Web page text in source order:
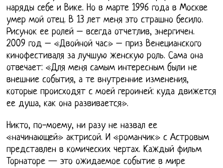
наряды себе и Вике. Но в марте 1996 года в Москве
умер мой отец. В 13 лет меня это страшно бесило.
Рисунок ее ролей – всегда отчетлив, энергичен.
2009 год – «Двойной час» – приз Венецианского
кинофестиваля за лучшую женскую роль. Сама она
отвечает: «Для меня самым интересным были не
внешние события, а те внутренние изменения,
которые происходят с моей героиней: куда движется
ее душа, как она развивается».
Никто, по-моему, ни разу не назвал ее
«начинающей» актрисой. И «романчик» с Астровым
представлен в комических чертах. Каждый фильм
Торнаторе — это ожидаемое событие в мире